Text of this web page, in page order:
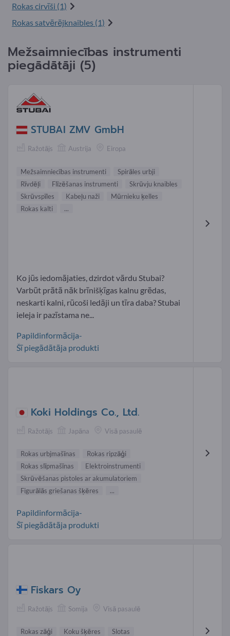
Rokas cirvīši (1)
Rokas satvērējknaibles (1)
Mežsaimniecības instrumenti
piegādātāji (5)
STUBAI ZMV GmbH
Ražotājs Austrija Eiropa
Mežsaimniecības instrumenti
Spirāles urbji
Rīvdēļi
Flīzēšanas instrumenti
Skrūvju knaibles
Skrūvspīles
Kabeļu naži
Mūrnieku ķelles
Rokas kalti
...
Ko jūs iedomājaties, dzirdot vārdu Stubai?
Varbūt prātā nāk brīnišķīgas kalnu grēdas,
neskarti kalni, rūcoši ledāji un tīra daba? Stubai
ieleja ir pazīstama ne...
Papildinformācija-
Šī piegādātāja produkti
Koki Holdings Co., Ltd.
Ražotājs Japāna Visā pasaulē
Rokas urbjmašīnas
Rokas ripzāģi
Rokas slīpmašīnas
Elektroinstrumenti
Skrūvēšanas pistoles ar akumulatoriem
Figurālās griešanas šķēres
...
Papildinformācija-
Šī piegādātāja produkti
Fiskars Oy
Ražotājs Somija Visā pasaulē
Rokas zāģi Koku šķēres
Slotas